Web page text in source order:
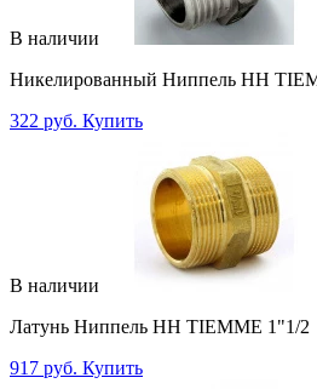
В наличии
Никелированный Ниппель НН
322 руб. Купить
В наличии
Латунь Ниппель НН TIEMME 1"1/2
917 руб. Купить